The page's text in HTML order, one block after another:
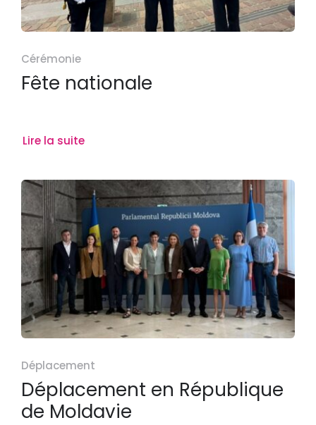
Cérémonie
Fête nationale
Lire la suite
Déplacement
Déplacement en République
de Moldavie